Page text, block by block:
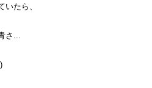
たら、
さ...